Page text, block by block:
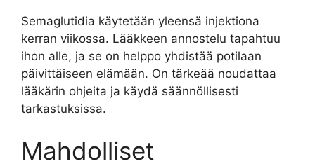
Semaglutidia käytetään yleensä injektiona
kerran viikossa. Lääkkeen annostelu tapahtuu
ihon alle, ja se on helppo yhdistää potilaan
päivittäiseen elämään. On tärkeää noudattaa
lääkärin ohjeita ja käydä säännöllisesti
tarkastuksissa.
Mahdolliset